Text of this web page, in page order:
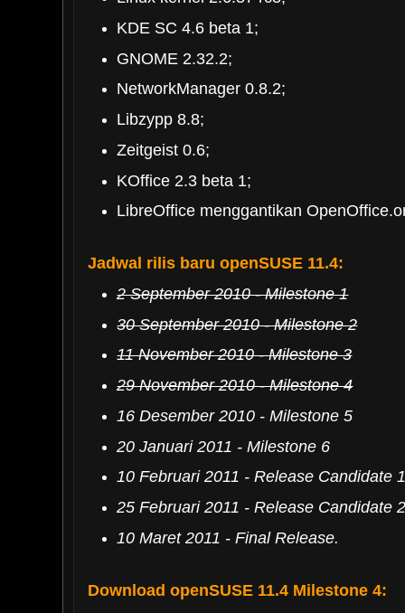
KDE SC 4.6 beta 1;
GNOME 2.32.2;
NetworkManager 0.8.2;
Libzypp 8.8;
Zeitgeist 0.6;
KOffice 2.3 beta 1;
LibreOffice menggantikan
Jadwal rilis baru openSUSE 11.4:
2 September 2010 - Milestone 1
30 September 2010 - Milestone 2
11 November 2010 - Milestone 3
29 November 2010 - Milestone 4
16 Desember 2010 - Milestone 5
20 Januari 2011 - Milestone 6
10 Februari 2011 - Release Candidate
25 Februari 2011 - Release Candidate
10 Maret 2011 - Final Release.
Download openSUSE 11.4 Milestone 4: